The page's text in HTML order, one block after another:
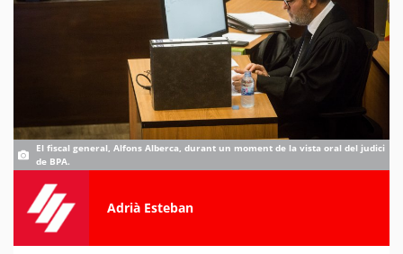
El fiscal general, Alfons Alberca, durant un moment de la vista oral del judici
de BPA.
Adrià Esteban